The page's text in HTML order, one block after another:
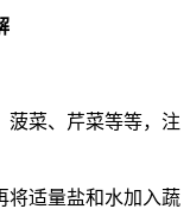
菠菜、芹菜等等，注
将适量盐和水加入蔬